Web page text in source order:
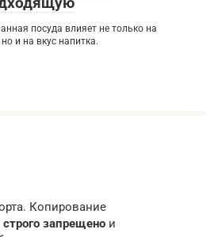
посуда влияет не только на
и на вкус напитка.
Копирование
строго запрещено и